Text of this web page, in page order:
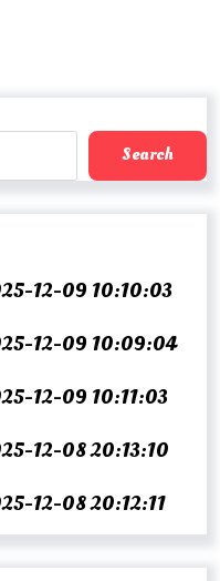
Search
12-09 10:10:03
12-09 10:09:04
12-09 10:11:03
12-08 20:13:10
12-08 20:12:11